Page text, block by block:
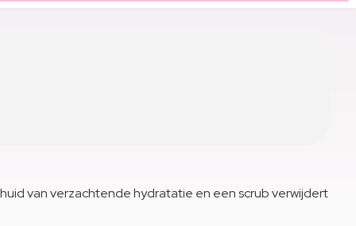
van verzachtende hydratatie en een scrub verwijdert